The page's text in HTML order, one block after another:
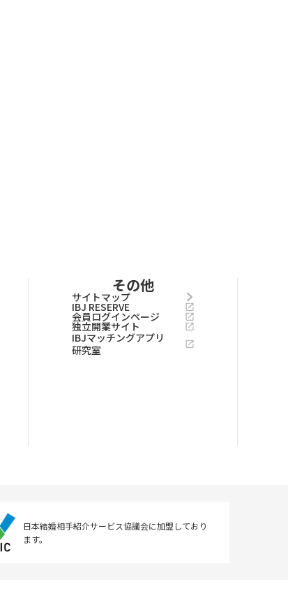
その他
サイトマップ
IBJ RESERVE
会員ログインページ
独立開業サイト
IBJマッチングアプリ
研究室
日本結婚相手紹介サービス協議会に加盟しており
ます。